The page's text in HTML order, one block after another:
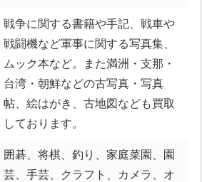
戦争に関する書籍や手記、戦車や
戦闘機など軍事に関する写真集、
ムック本など。また満洲・支那・
台湾・朝鮮などの古写真・写真
帖、絵はがき、古地図なども買取
しております。
囲碁、将棋、釣り、家庭菜園、園
芸、手芸、クラフト、カメラ、オ